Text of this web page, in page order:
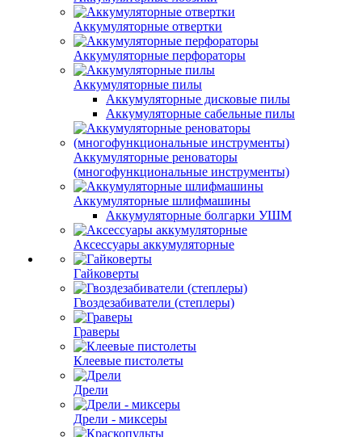
Аккумуляторные отвертки
Аккумуляторные перфораторы
Аккумуляторные пилы
Аккумуляторные дисковые пилы
Аккумуляторные сабельные пилы
Аккумуляторные реноваторы
(многофункциональные инструменты)
Аккумуляторные шлифмашины
Аккумуляторные болгарки УШМ
Аксессуары аккумуляторные
Гайковерты
Гвоздезабиватели (степлеры)
Граверы
Клеевые пистолеты
Дрели
Дрели - миксеры